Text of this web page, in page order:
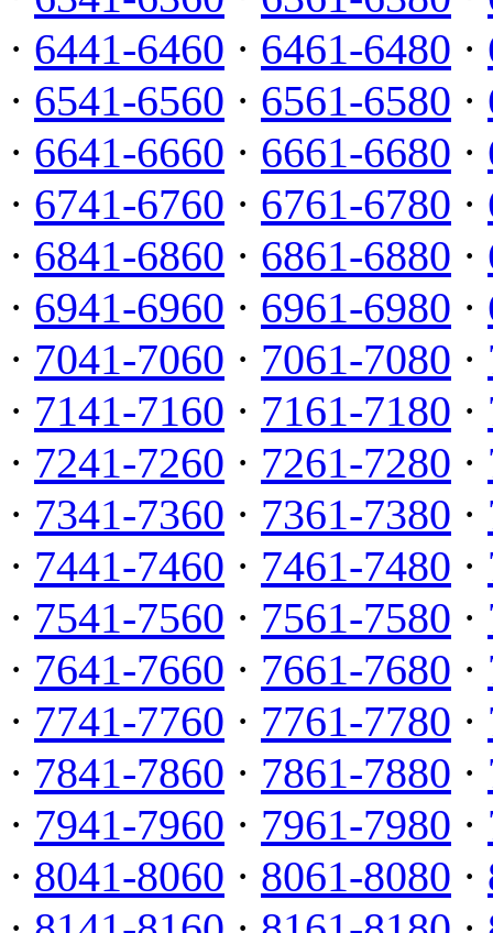
· 6441-6460 · 6461-6480 ·
· 6541-6560 · 6561-6580 ·
· 6641-6660 · 6661-6680 ·
· 6741-6760 · 6761-6780 ·
· 6841-6860 · 6861-6880 ·
· 6941-6960 · 6961-6980 ·
· 7041-7060 · 7061-7080 ·
· 7141-7160 · 7161-7180 ·
· 7241-7260 · 7261-7280 ·
· 7341-7360 · 7361-7380 ·
· 7441-7460 · 7461-7480 ·
· 7541-7560 · 7561-7580 ·
· 7641-7660 · 7661-7680 ·
· 7741-7760 · 7761-7780 ·
· 7841-7860 · 7861-7880 ·
· 7941-7960 · 7961-7980 ·
· 8041-8060 · 8061-8080 ·